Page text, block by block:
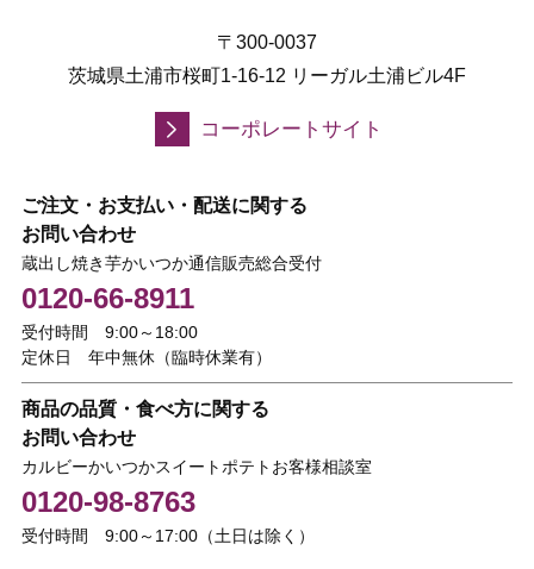
〒300-0037
茨城県土浦市桜町1-16-12 リーガル土浦ビル4F
コーポレートサイト
ご注文・お支払い・配送に関する
お問い合わせ
蔵出し焼き芋かいつか通信販売総合受付
0120-66-8911
受付時間 9:00～18:00
定休日 年中無休（臨時休業有）
商品の品質・食べ方に関する
お問い合わせ
カルビーかいつかスイートポテトお客様相談室
0120-98-8763
受付時間 9:00～17:00（土日は除く）